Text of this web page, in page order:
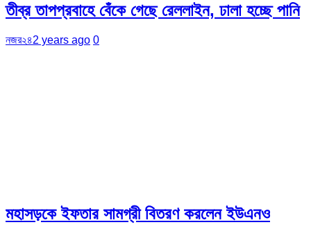
তীব্র তাপপ্রবাহে বেঁকে গেছে রেললাইন, ঢালা হচ্ছে পানি
নজর২৪2 years ago 0
মহাসড়কে ইফতার সামগ্রী বিতরণ করলেন ইউএনও